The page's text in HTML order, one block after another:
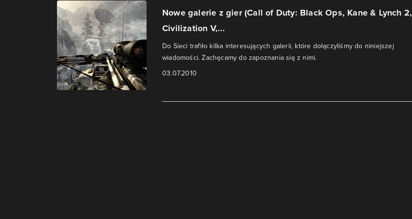
Nowe galerie z gier (Call of Duty: Black Ops, Kane & Lynch 2,
Civilization V,...
Do Sieci trafiło kilka interesujących galerii, które dołączyliśmy do niniejszej
wiadomości. Zachęcamy do zapoznania się z nimi.
03.07.2010